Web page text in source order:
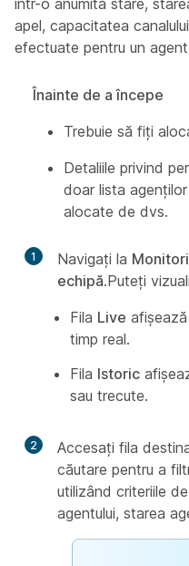
într-o anumită stare,
apel, capacitatea
efectuate pentru un
Înainte de a începe
Trebuie să fiți
Detaliile privind
doar lista
alocate de dvs.
1 Navigați la
echipă.Puteți
Fila Live
timp real.
Fila Istoric
sau trecute.
2
Accesați fila
căutare pentru a
utilizând criteriile
agentului, starea